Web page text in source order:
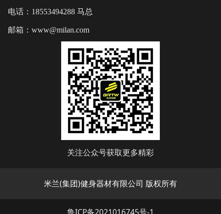
电话：18553494288 马总
邮箱：www@milan.com
关注公众号获取更多精彩
米兰(集团)健身器材有限公司 版权所有